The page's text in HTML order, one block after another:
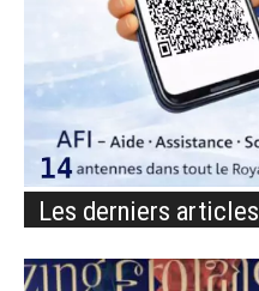
Les derniers articles